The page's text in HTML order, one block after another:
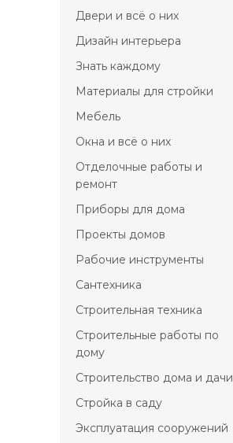
Двери и всё о них
Дизайн интерьера
Знать каждому
Материалы для стройки
Мебель
Окна и всё о них
Отделочные работы и
ремонт
Приборы для дома
Проекты домов
Рабочие инструменты
Сантехника
Строительная техника
Строительные работы по
дому
Строительство дома и дачи
Стройка в саду
Эксплуатация сооружений